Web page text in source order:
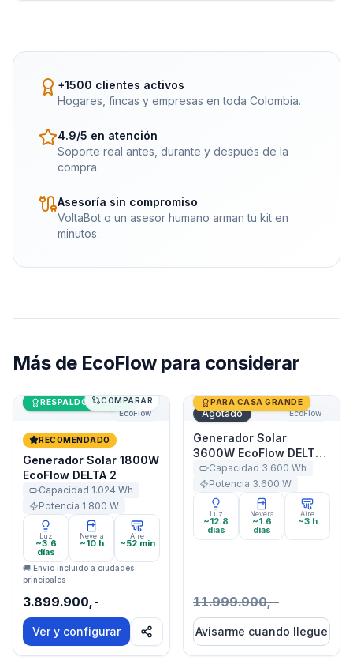
+1500 clientes activos
Hogares, fincas y empresas en toda Colombia.
4.9/5 en atención
Soporte real antes, durante y después de la
compra.
Asesoría sin compromiso
VoltaBot o un asesor humano arman tu kit en
minutos.
Más de EcoFlowpara considerar
Generador Solar 1800W EcoFlow DELTA 2
EcoFlow
Últimas unidades
RESPALDO DE CASA
COMPARAR
RECOMENDADO
Generador Solar 1800W
EcoFlow DELTA 2
Capacidad 1.024 Wh
Potencia 1.800 W
Luz
~3.6
días
Nevera
~10 h
Aire
~52 min
🚚 Envío incluido a ciudades
principales
3.899.900,-
Ver y configurar
Generador Solar 3600W
Agotado EcoFlow
PARA CASA GRANDE
Generador Solar
3600W EcoFlow DELTA
ProCapacidad 3.600 Wh
Potencia 3.600 W
Luz
~12.8
días
Nevera
~1.6
días
Aire
~3 h
11.999.900,-
Avisarme cuando llegue